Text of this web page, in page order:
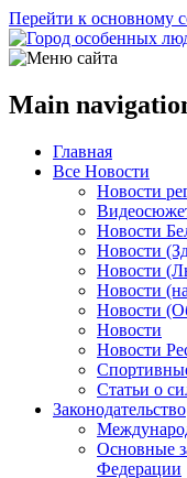
Перейти к основному
Main
Главная
Все Новости
Новости
Новости
Новости
Новости
Новости
Новости
Новости
Новости
Статьи о
Законодательство
Основные
Федерации